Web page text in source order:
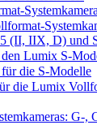
(II, IIX, D) und
Lumix S-
die S-Modelle
die Lumix
G-,